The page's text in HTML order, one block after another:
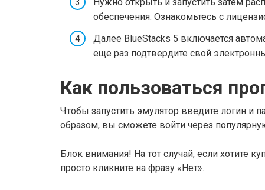
обеспечения. Ознакомьтесь с
Далее BlueStacks 5 включается
еще раз подтвердите свой
Как пользоваться
Чтобы запустить эмулятор введите логин и
образом, вы сможете войти через
Блок внимания! На тот случай, если хотите
просто кликните на фразу «Нет».